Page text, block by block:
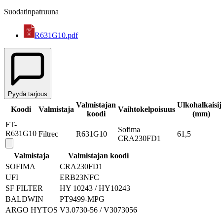
Suodatinpatruuna
R631G10.pdf
Pyydä tarjous
Koodi Valmistaja
Valmistajan
koodi
Vaihtokelpoisuus
(mm)
FT-
R631G10 Filtrec R631G10
Sofima
CRA230FD1
61,5
Valmistaja
Valmistajan koodi
SOFIMA
CRA230FD1
UFI
ERB23NFC
SF FILTER
HY 10243 / HY10243
BALDWIN
PT9499-MPG
ARGO HYTOS V3.0730-56 / V3073056